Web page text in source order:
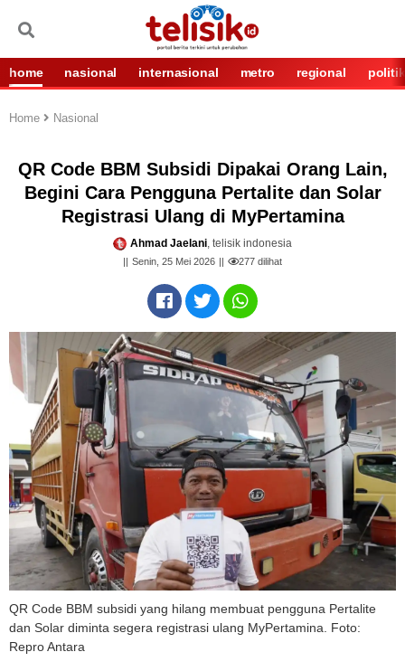
home nasional internasional metro regional politik
Home Nasional
QR Code BBM Subsidi Dipakai Orang Lain,
Begini Cara Pengguna Pertalite dan Solar
Registrasi Ulang di MyPertamina
Ahmad Jaelani, telisik indonesia
Senin, 25 Mei 2026 277 dilihat
QR Code BBM subsidi yang hilang membuat pengguna Pertalite
dan Solar diminta segera registrasi ulang MyPertamina. Foto:
Repro Antara